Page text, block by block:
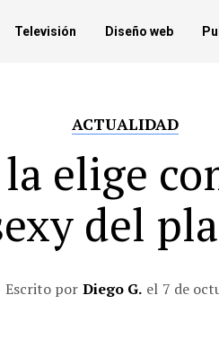
Televisión Diseño web
ACTUALIDAD
elige
del
Escrito por Diego G. el 7 de